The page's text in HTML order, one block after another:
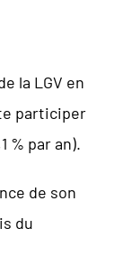
la LGV en
participer
% par an).
de son
du